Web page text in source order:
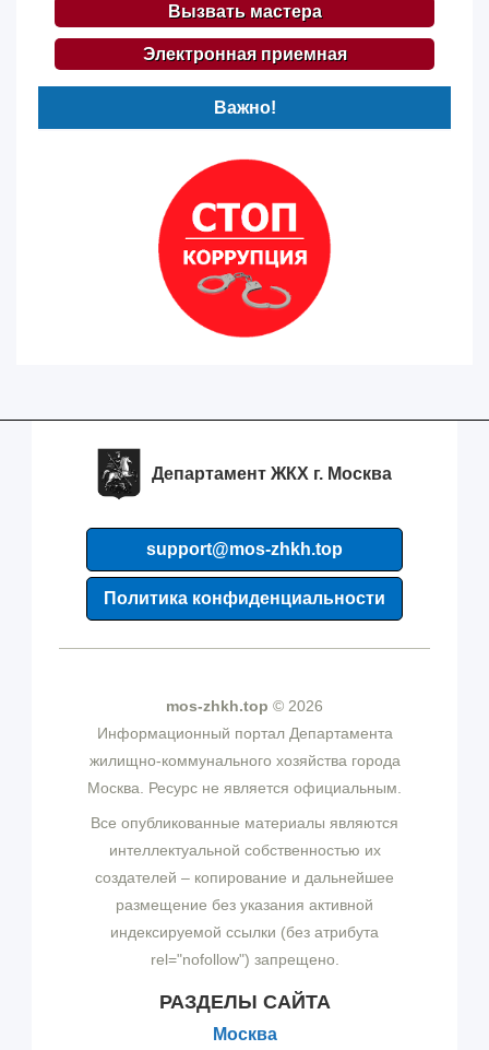
Вызвать мастера
Электронная приемная
Важно!
Департамент ЖКХ г. Москва
support@mos-zhkh.top
Политика конфиденциальности
mos-zhkh.top © 2026
Информационный портал Департамента
жилищно-коммунального хозяйства города
Москва. Ресурс не является официальным.
Все опубликованные материалы являются
интеллектуальной собственностью их
создателей – копирование и дальнейшее
размещение без указания активной
индексируемой ссылки (без атрибута
rel="nofollow") запрещено.
РАЗДЕЛЫ САЙТА
Москва